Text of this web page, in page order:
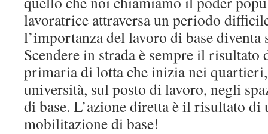
lavoratrice attraversa un periodo
l’importanza del lavoro di base diventa
Scendere in strada è sempre il
primaria di lotta che inizia nei
università, sul posto di lavoro, negli
di base. L’azione diretta è il risultato di
mobilitazione di base!